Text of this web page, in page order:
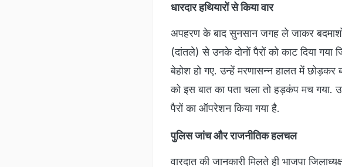
धारदार हथियारों से किया वार
अपहरण के बाद सुनसान जगह ले जाकर बदमाशों
(दांतले) से उनके दोनों पैरों को काट दिया गया
बेहोश हो गए. उन्हें मरणासन्न हालत में छोड़कर
को इस बात का पता चला तो हड़कंप मच गया.
पैरों का ऑपरेशन किया गया है.
पुलिस जांच और राजनीतिक हलचल
वारदात की जानकारी मिलते ही भाजपा